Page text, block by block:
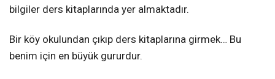
bilgiler ders kitaplarında yer almaktadır.
Bir köy okulundan çıkıp ders kitaplarına girmek… Bu
benim için en büyük gururdur.